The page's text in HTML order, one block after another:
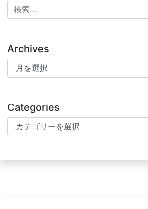
検索:
Archives
Archives
Categories
Categories